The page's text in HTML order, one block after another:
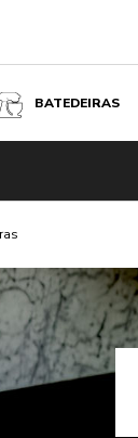
BATEDEIRAS